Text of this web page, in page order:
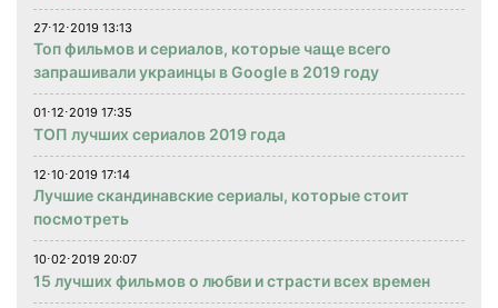
27⋅12⋅2019 13:13
Топ фильмов и сериалов, которые чаще всего
запрашивали украинцы в Google в 2019 году
01⋅12⋅2019 17:35
ТОП лучших сериалов 2019 года
12⋅10⋅2019 17:14
Лучшие скандинавские сериалы, которые стоит
посмотреть
10⋅02⋅2019 20:07
15 лучших фильмов о любви и страсти всех времен